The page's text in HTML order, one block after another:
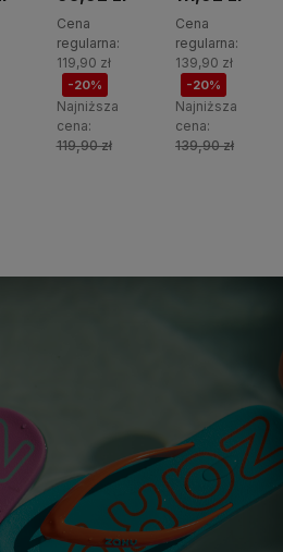
Cena
regularna:
119,90 zł
-20%
Najniższa
cena:
119,90 zł
Cena
regularna:
139,90 zł
-20%
Najniższa
cena:
139,90 zł